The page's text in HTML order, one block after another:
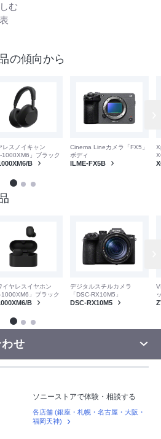
む
の傾向から
レスノイキャン
1000XM6」ブラック
B
Cinema Lineカメラ「FX5」
ボディ
ILME-FX5B
イヤレスイヤホン
1000XM6」ブラック
B
デジタルスチルカメラ
「DSC-RX10M5」
DSC-RX10M5
せ
ソニーストアで体験・相談する
各店舗 (銀座・札幌・名古屋・大阪・
福岡天神)